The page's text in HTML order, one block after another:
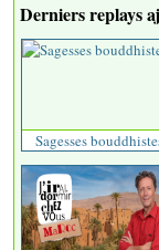
Derniers replays
Sagesses